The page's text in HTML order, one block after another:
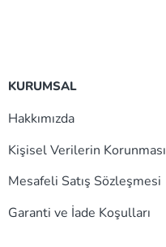
KURUMSAL
Hakkımızda
Kişisel Verilerin Korunması
Mesafeli Satış Sözleşmesi
Garanti ve İade Koşulları